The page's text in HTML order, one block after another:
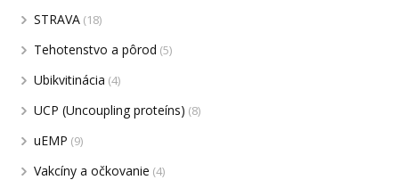
STRAVA (18)
Tehotenstvo a pôrod (5)
Ubikvitinácia (4)
UCP (Uncoupling proteíns) (8)
uEMP (9)
Vakcíny a očkovanie (4)